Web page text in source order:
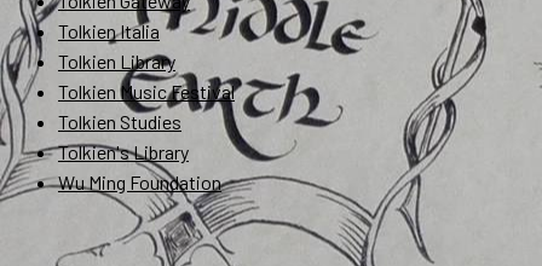
Tolkien Italia
Tolkien Library
Tolkien Music Festival
Tolkien Studies
Tolkien's Library
Wu Ming Foundation